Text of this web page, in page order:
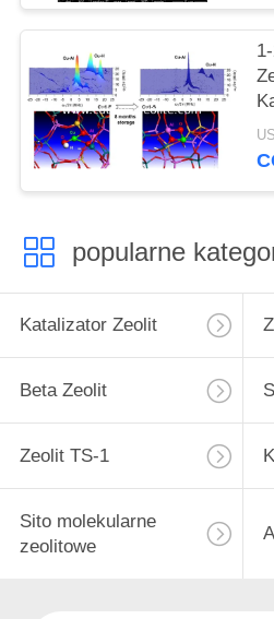
popularne
Katalizator Zeolit
Beta Zeolit
Zeolit ​​TS-1
Sito molekularne
zeolitowe